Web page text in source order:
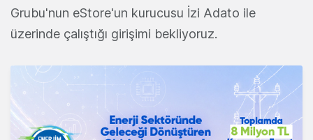
Grubu'nun eStore'un kurucusu İzi Adato ile
üzerinde çalıştığı girişimi bekliyoruz.